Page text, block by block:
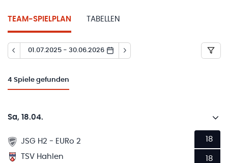
TEAM-SPIELPLAN TABELLEN
01.07.2025 - 30.06.2026
4 Spiele gefunden
Sa, 18.04.
JSG H2 - EURo 2
TSV Hahlen
18
18